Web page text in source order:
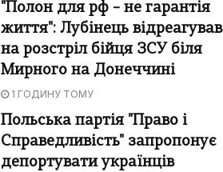
"Полон для рф – не гарантія
життя": Лубінець відреагував
на розстріл бійця ЗСУ біля
Мирного на Донеччині
1 ГОДИНУ ТОМУ
Польська партія "Право і
Справедливість" запропонує
депортувати українців